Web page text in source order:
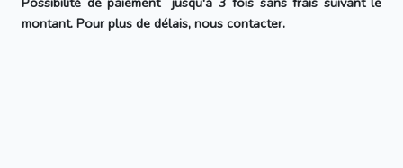
montant. Pour plus de délais, nous contacter.